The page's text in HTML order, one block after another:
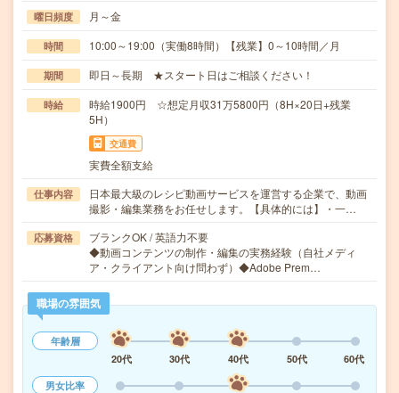
曜日頻度 月～金
時間 10:00～19:00（実働8時間）【残業】0～10時間／月
期間 即日～長期 ★スタート日はご相談ください！
時給
時給1900円 ☆想定月収31万5800円（8H×20日+残業
5H）
交通費
実費全額支給
仕事内容
日本最大級のレシピ動画サービスを運営する企業で、動画
撮影・編集業務をお任せします。【具体的には】・一…
応募資格
ブランクOK / 英語力不要
◆動画コンテンツの制作・編集の実務経験（自社メディ
ア・クライアント向け問わず）◆Adobe Prem…
職場の雰囲気
年齢層
20代
30代 40代 50代
60代
男女比率